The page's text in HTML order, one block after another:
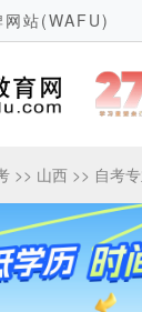
网站(WAFU)
>> 山西 >> 自考